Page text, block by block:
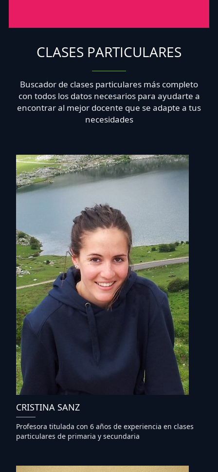
CLASES PARTICULARES
Buscador de clases particulares más completo
con todos los datos necesarios para ayudarte a
encontrar al mejor docente que se adapte a tus
necesidades
CRISTINA SANZ
Profesora titulada con 6 años de experiencia en clases
particulares de primaria y secundaria